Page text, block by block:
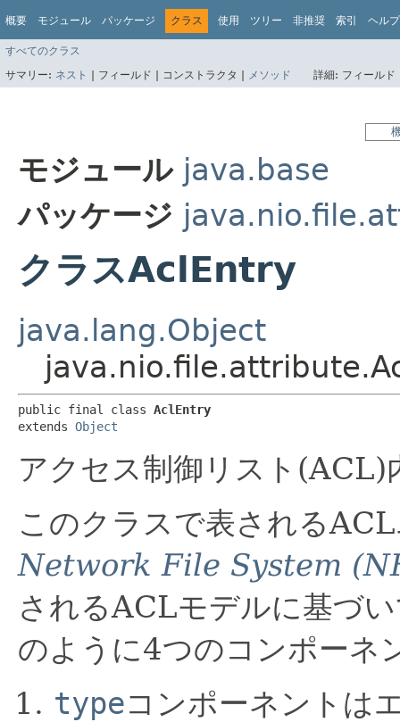
概要 モジュール パッケージ クラス 使用 ツリー 非推奨 索引 ヘルプ
すべてのクラス
サマリー: ネスト | フィールド | コンストラクタ | メソッド 詳細: フィール
モジュール java.base
パッケージ
クラスAclEntry
java.lang.Object
public final class AclEntry
extends Object
アクセス制御リスト(ACL)
このクラスで表される
Network File System
されるACLモデルに基づ
のように4つのコンポーネ
typeコンポーネントは